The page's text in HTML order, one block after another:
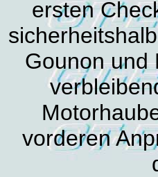
ersten
Gounon und
vorderen